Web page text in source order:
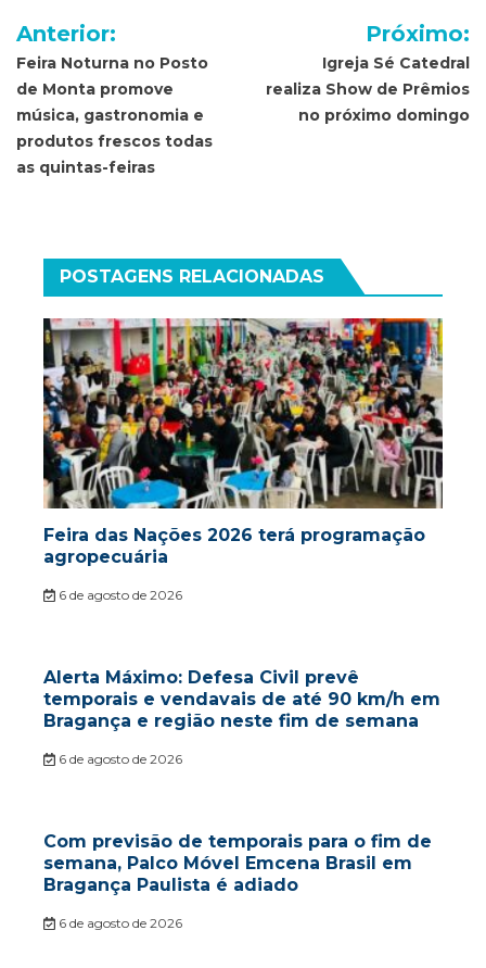
Navegação
de
Post
Anterior:
Feira Noturna no Posto
de Monta promove
música, gastronomia e
produtos frescos todas
as quintas-feiras
Próximo:
Igreja Sé Catedral
realiza Show de Prêmios
no próximo domingo
POSTAGENS RELACIONADAS
Feira das Nações 2026 terá programação
agropecuária
6 de agosto de 2026
Alerta Máximo: Defesa Civil prevê
temporais e vendavais de até 90 km/h em
Bragança e região neste fim de semana
6 de agosto de 2026
Com previsão de temporais para o fim de
semana, Palco Móvel Emcena Brasil em
Bragança Paulista é adiado
6 de agosto de 2026